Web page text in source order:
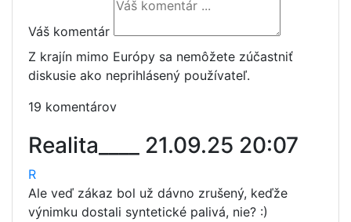
Váš komentár
Z krajín mimo Európy sa nemôžete zúčastniť
diskusie ako neprihlásený používateľ.
19 komentárov
Realita____ 21.09.25 20:07
R
Ale veď zákaz bol už dávno zrušený, keďže
výnimku dostali syntetické palivá, nie? :)